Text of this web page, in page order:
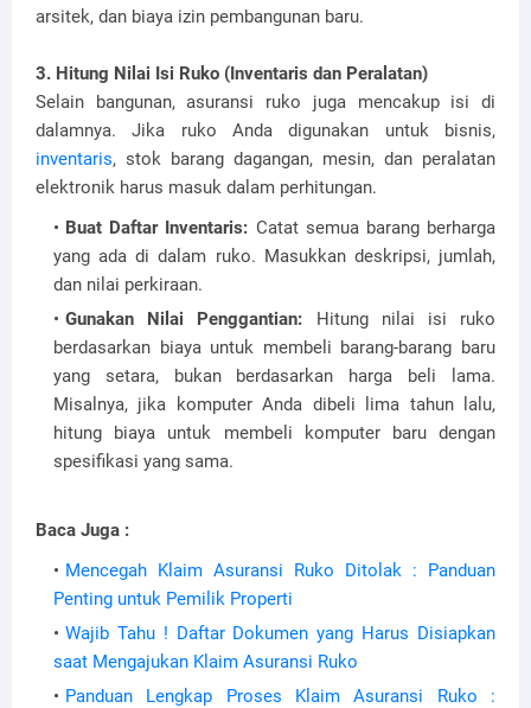
arsitek, dan biaya izin pembangunan baru.
3. Hitung Nilai Isi Ruko (Inventaris dan Peralatan)
Selain bangunan, asuransi ruko juga mencakup isi di
dalamnya. Jika ruko Anda digunakan untuk bisnis,
inventaris, stok barang dagangan, mesin, dan peralatan
elektronik harus masuk dalam perhitungan.
Buat Daftar Inventaris: Catat semua barang berharga
yang ada di dalam ruko. Masukkan deskripsi, jumlah,
dan nilai perkiraan.
Gunakan Nilai Penggantian: Hitung nilai isi ruko
berdasarkan biaya untuk membeli barang-barang baru
yang setara, bukan berdasarkan harga beli lama.
Misalnya, jika komputer Anda dibeli lima tahun lalu,
hitung biaya untuk membeli komputer baru dengan
spesifikasi yang sama.
Baca Juga :
Mencegah Klaim Asuransi Ruko Ditolak : Panduan
Penting untuk Pemilik Properti
Wajib Tahu ! Daftar Dokumen yang Harus Disiapkan
saat Mengajukan Klaim Asuransi Ruko
Panduan Lengkap Proses Klaim Asuransi Ruko :